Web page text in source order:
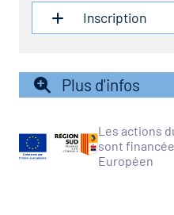
de construction)
des secteurs
construction)
Inscription
Plus d'infos
Les actions
sont
Européen